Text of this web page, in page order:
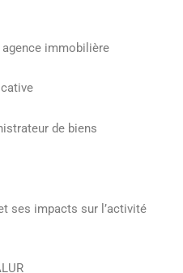
agence immobilière
de biens
ses impacts sur l’activité